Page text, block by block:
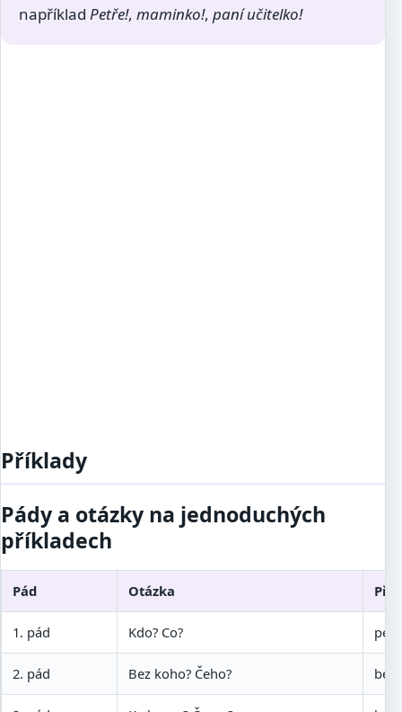
například Petře!, maminko!, paní učitelko!
Příklady
Pády a otázky na jednoduchých
příkladech
Pád Otázka
1. pád Kdo? Co? pes
2. pád Bez koho? Čeho? bez